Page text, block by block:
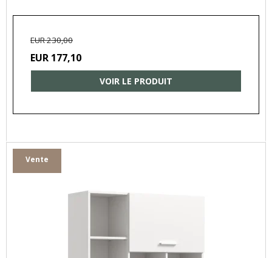
EUR 230,00
EUR 177,10
VOIR LE PRODUIT
Vente